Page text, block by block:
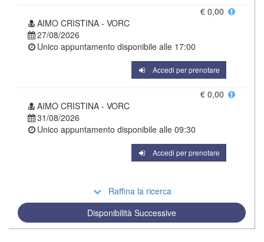
€ 0,00
AIMO CRISTINA - VORC
27/08/2026
Unico appuntamento disponibile alle 17:00
Accedi per prenotare
€ 0,00
AIMO CRISTINA - VORC
31/08/2026
Unico appuntamento disponibile alle 09:30
Accedi per prenotare
Raffina la ricerca
Disponibilità Successive